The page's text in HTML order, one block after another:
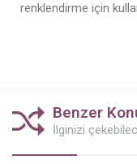
renklendirme için
Benzer
İlginizi